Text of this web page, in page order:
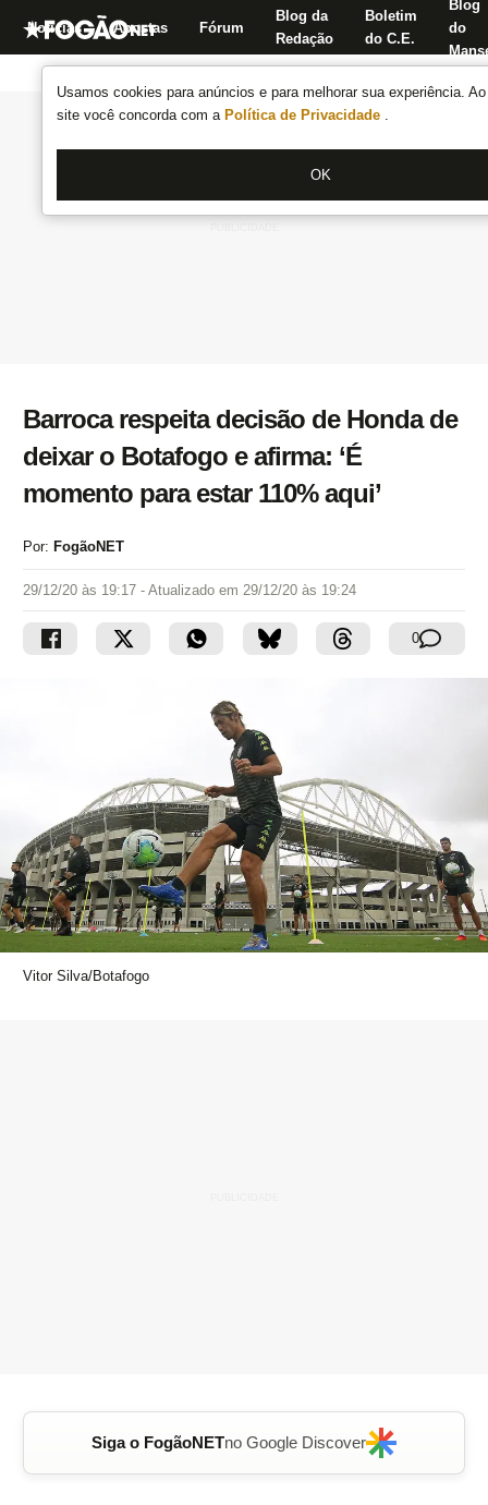
Usamos cookies para anúncios e para melhorar sua experiência.
site você concorda com a Política de Privacidade .
OK
Notícias Apostas Fórum
Blog da
Redação
Boletim
do C.E.
Blog
do
Barroca respeita decisão de Honda de
deixar o Botafogo e afirma: ‘É
momento para estar 110% aqui’
Por: FogãoNET
29/12/20 às 19:17 - Atualizado em 29/12/20 às 19:24
0
Vitor Silva/Botafogo
Siga o FogãoNETno Google Discover